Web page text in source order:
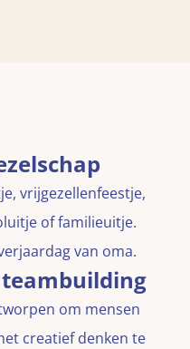
vrijgezellenfeestje,
of familieuitje.
van oma.
om mensen
creatief denken te